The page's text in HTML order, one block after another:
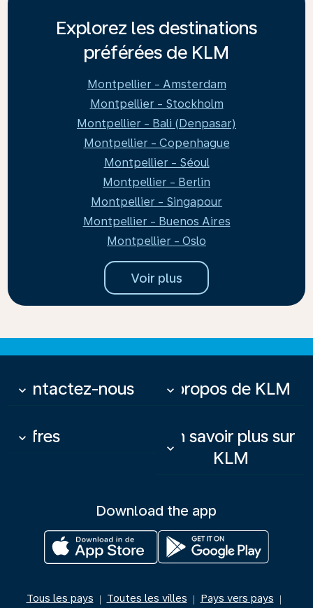
Explorez les destinations
préférées de KLM
Montpellier - Amsterdam
Montpellier - Stockholm
Montpellier - Bali (Denpasar)
Montpellier - Copenhague
Montpellier - Séoul
Montpellier - Berlin
Montpellier - Singapour
Montpellier - Buenos Aires
Montpellier - Oslo
Voir plus
Contactez-nous
keyboard_arrow_down À propos de KLM
keyboard_arrow_down
Offres
keyboard_arrow_down
En savoir plus sur
KLM
keyboard_arrow_down
Download the app
Tous les pays | Toutes les villes | Pays vers pays |